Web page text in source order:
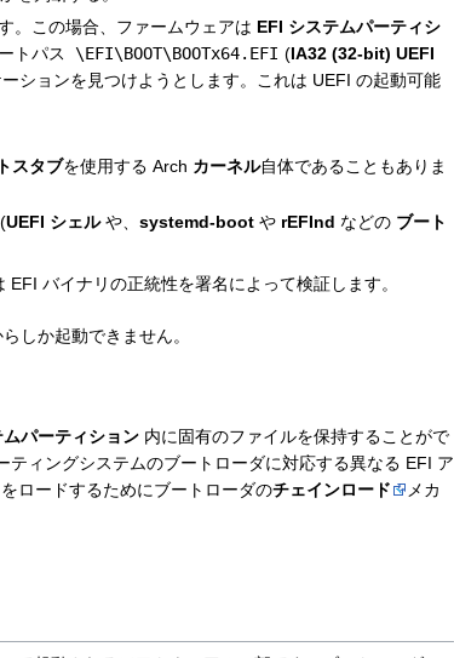
。この場合、ファームウェアは EFI システムパーティシ
トパス \EFI\BOOT\BOOTx64.EFI (IA32 (32-bit) UEFI
ションを見つけようとします。これは UEFI の起動可能
スタブを使用する Arch カーネル自体であることもありま
UEFI シェルや、systemd-boot や rEFInd などの ブート
バイナリの正統性を署名によって検証します。
しか起動できません。
パーティション 内に固有のファイルを保持することがで
ィングシステムのブートローダに対応する異なる EFI ア
ロードするためにブートローダのチェインロード
メカ